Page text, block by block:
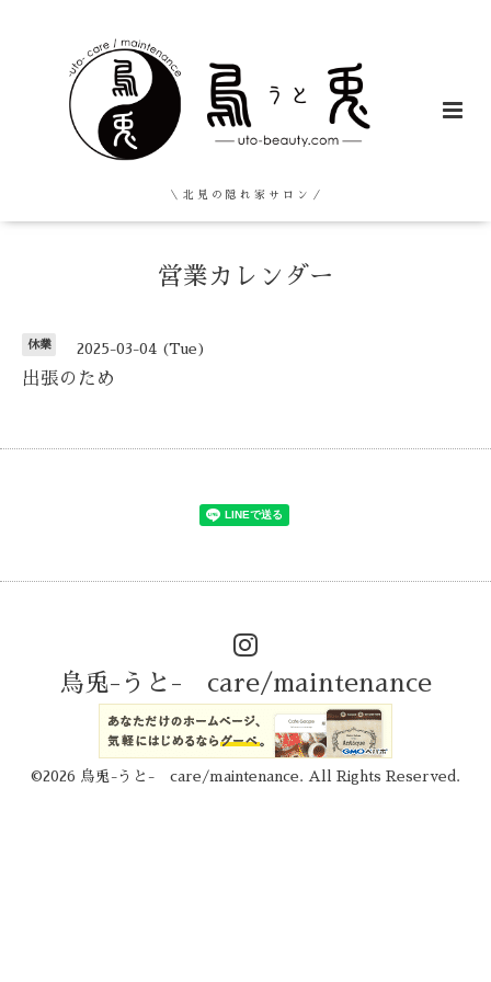
＼ 北 見 の 隠 れ 家 サ ロ ン ／
営業カレンダー
休業 2025-03-04 (Tue)
出張のため
烏兎-うと- care/maintenance
©2026 烏兎-うと- care/maintenance . All Rights Reserved.